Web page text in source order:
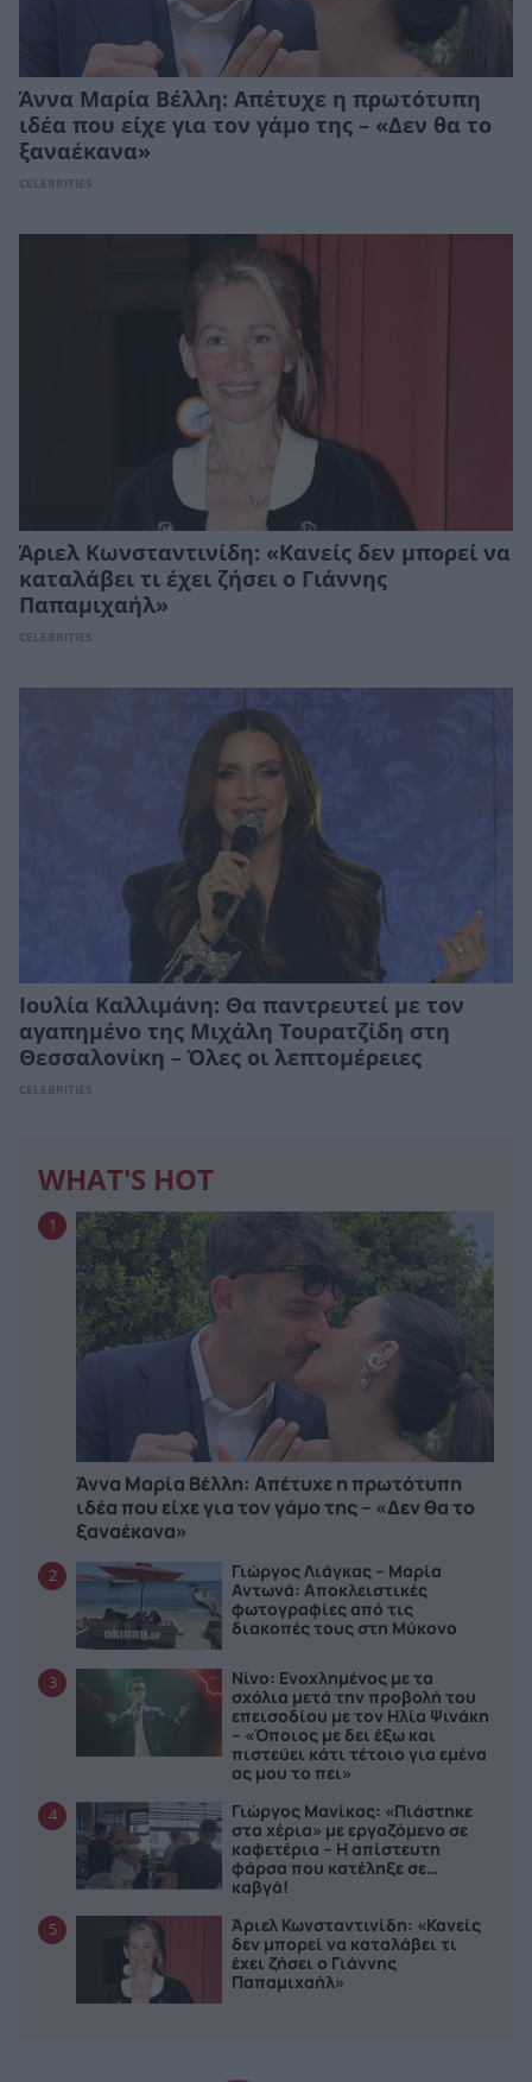
Άννα Μαρία Βέλλη: Απέτυχε η πρωτότυπη
ιδέα που είχε για τον γάμο της – «Δεν θα το
ξαναέκανα»
CELEBRITIES
Άριελ Κωνσταντινίδη: «Κανείς δεν μπορεί να
καταλάβει τι έχει ζήσει ο Γιάννης
Παπαμιχαήλ»
CELEBRITIES
Ιουλία Καλλιμάνη: Θα παντρευτεί με τον
αγαπημένο της Μιχάλη Τουρατζίδη στη
Θεσσαλονίκη – Όλες οι λεπτομέρειες
CELEBRITIES
WHAT'S HOT
1
Άννα Μαρία Βέλλη: Απέτυχε η πρωτότυπη
ιδέα που είχε για τον γάμο της – «Δεν θα το
ξαναέκανα»
2
Γιώργος Λιάγκας – Μαρία
Αντωνά: Αποκλειστικές
φωτογραφίες από τις
διακοπές τους στη Μύκονο
3
Νίνο: Ενοχλημένος με τα
σχόλια μετά την προβολή του
επεισοδίου με τον Ηλία Ψινάκη
– «Όποιος με δει έξω και
πιστεύει κάτι τέτοιο για εμένα
ας μου το πει»
4
Γιώργος Μανίκας: «Πιάστηκε
στα χέρια» με εργαζόμενο σε
καφετέρια – Η απίστευτη
φάρσα που κατέληξε σε…
καβγά!
5
Άριελ Κωνσταντινίδη: «Κανείς
δεν μπορεί να καταλάβει τι
έχει ζήσει ο Γιάννης
Παπαμιχαήλ»